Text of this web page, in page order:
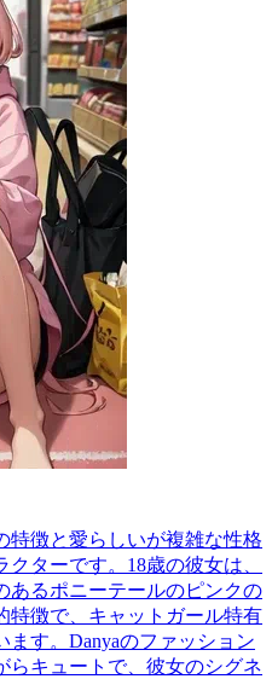
特徴と愛らしいが複雑な性格
ターです。18歳の彼女は、
あるポニーテールのピンクの
特徴で、キャットガール特有
す。Danyaのファッション
らキュートで、彼女のシグネ